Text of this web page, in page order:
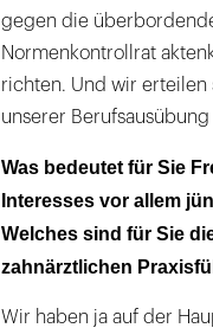
gegen die
Normenkontrollrat
richten. Und wir
unserer
Was bedeutet für Sie
Interesses vor allem
Welches sind für Sie
zahnärztlichen
Wir haben ja auf der